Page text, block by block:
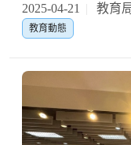
2025-04-21 教育
教育動態